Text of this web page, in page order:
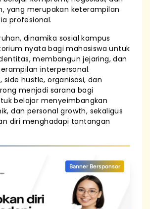
yang merupakan keterampilan
profesional.
dinamika sosial kampus
nyata bagi mahasiswa untuk
membangun jejaring, dan
interpersonal.
side hustle, organisasi, dan
menjadi sarana bagi
belajar menyeimbangkan
dan personal growth, sekaligus
diri menghadapi tantangan
Banner Bersponsor